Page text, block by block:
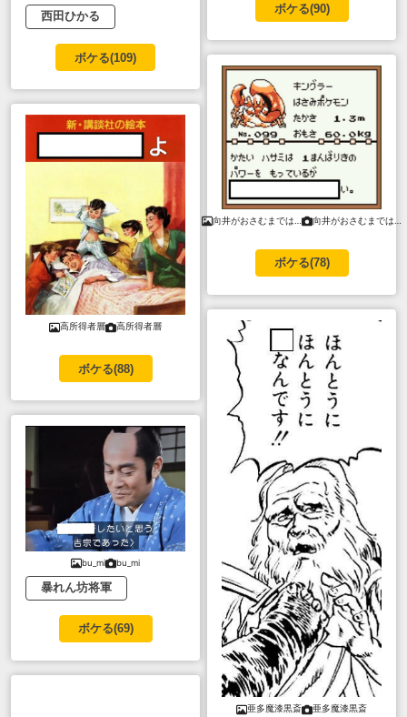
西田ひかる
ボケる(109)
高所得者層 高所得者層
ボケる(88)
bu_mi bu_mi
暴れん坊将軍
ボケる(69)
ボケる(90)
向井がおさむまでは… 向井がおさむまでは…
ボケる(78)
亜多魔漆黒斎 亜多魔漆黒斎